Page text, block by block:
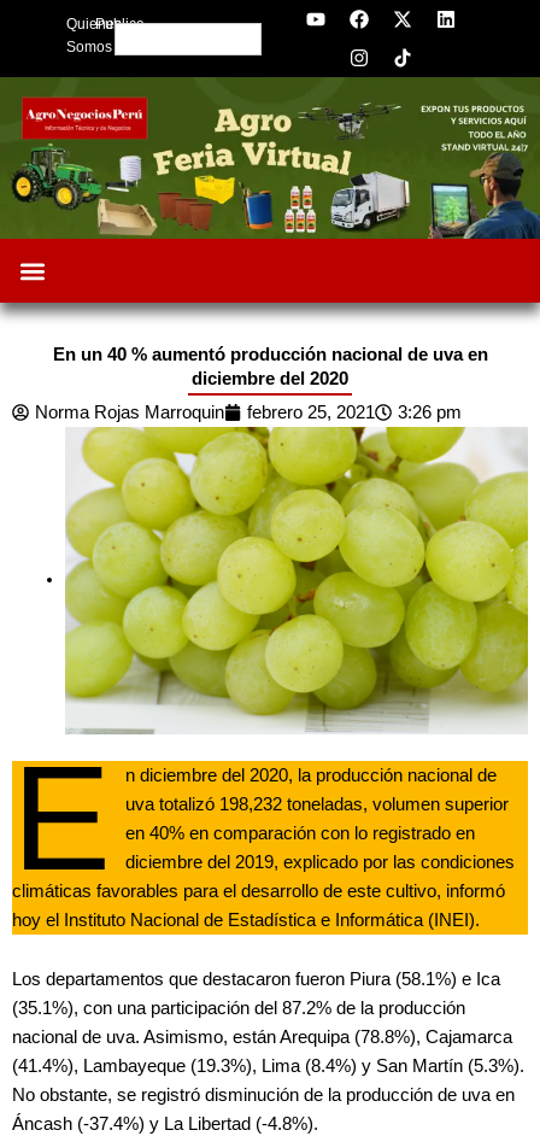
Quienes
Somos
Publica
Search
Y
o
b
e
F
a
c
e
o
o
k
X
-
t
w
t
L
i
d
n
I
n
s
t
g
r
a
En un 40 % aumentó producción nacional de uva en
diciembre del 2020
Norma Rojas Marroquin
febrero 25, 2021 3:26 pm
E
n diciembre del 2020, la producción nacional de
uva totalizó 198,232 toneladas, volumen superior
en 40% en comparación con lo registrado en
diciembre del 2019, explicado por las condiciones
climáticas favorables para el desarrollo de este cultivo, informó
hoy el Instituto Nacional de Estadística e Informática (INEI).
Los departamentos que destacaron fueron Piura (58.1%) e Ica
(35.1%), con una participación del 87.2% de la producción
nacional de uva. Asimismo, están Arequipa (78.8%), Cajamarca
(41.4%), Lambayeque (19.3%), Lima (8.4%) y San Martín (5.3%).
No obstante, se registró disminución de la producción de uva en
Áncash (-37.4%) y La Libertad (-4.8%).